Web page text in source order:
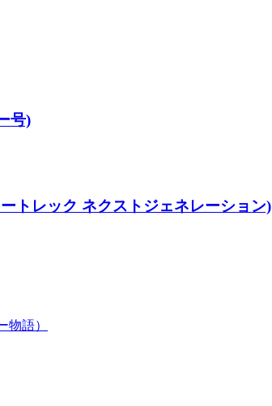
号)
トレック ネクストジェネレーション)
物語）